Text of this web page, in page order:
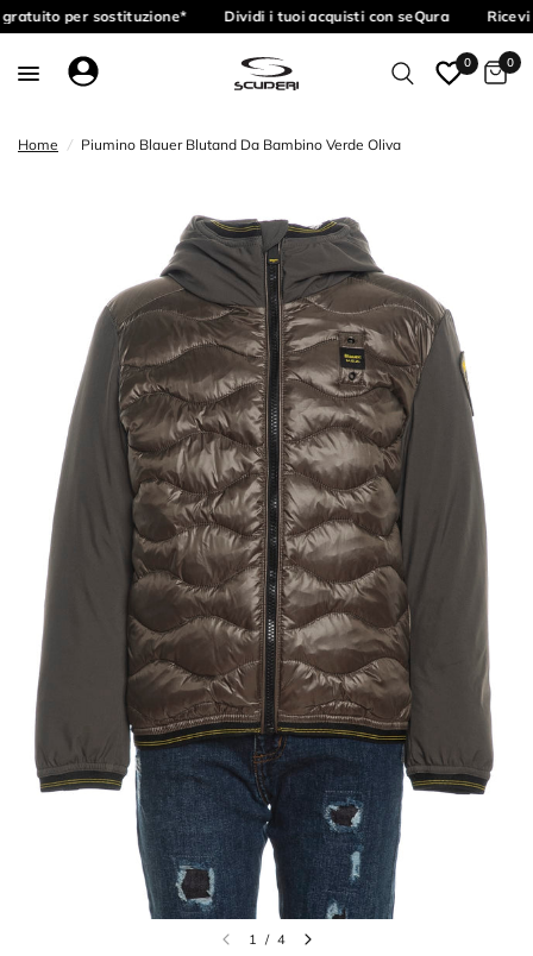
per sostituzione* Dividi i tuoi acquisti con seQura
0 0
Home / Piumino Blauer Blutand Da Bambino Verde Oliva
1 / 4